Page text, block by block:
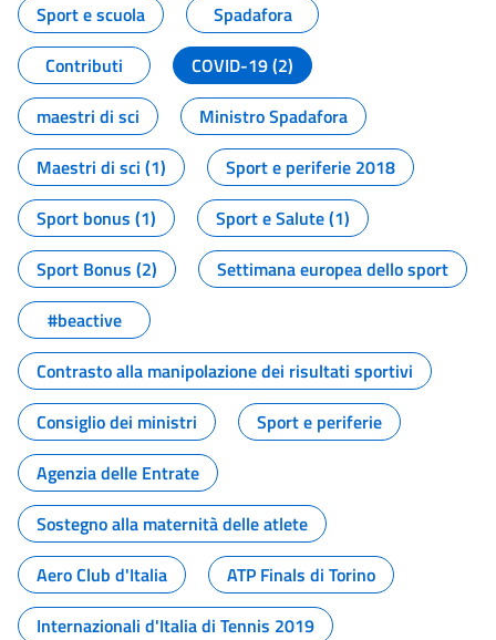
Sport e scuola
Spadafora
Contributi
COVID-19 (2)
maestri di sci
Ministro Spadafora
Maestri di sci (1)
Sport e periferie 2018
Sport bonus (1)
Sport e Salute (1)
Sport Bonus (2)
Settimana europea dello sport
#beactive
Contrasto alla manipolazione dei risultati sportivi
Consiglio dei ministri
Sport e periferie
Agenzia delle Entrate
Sostegno alla maternità delle atlete
Aero Club d'Italia
ATP Finals di Torino
Internazionali d'Italia di Tennis 2019